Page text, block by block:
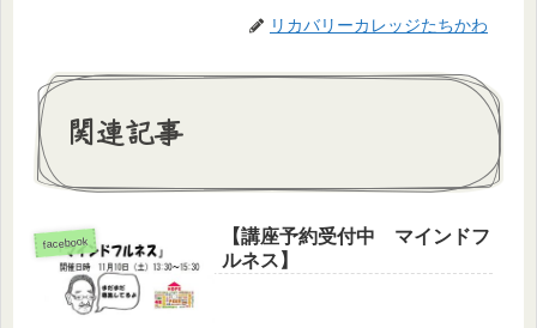
リカバリーカレッジたちかわ
関連記事
facebook
【講座予約受付中 マインドフ
ルネス】